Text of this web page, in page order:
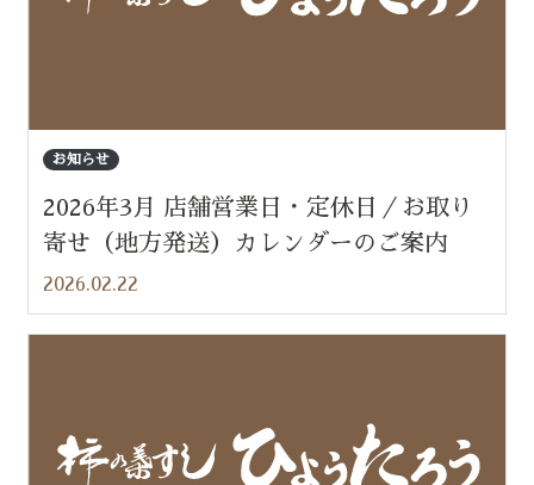
お知らせ
2026年3月 店舗営業日・定休日／お取り
寄せ（地方発送）カレンダーのご案内
2026.02.22